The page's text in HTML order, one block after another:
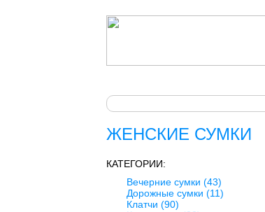
ЖЕНСКИЕ СУМКИ
КАТЕГОРИИ:
Вечерние сумки (43)
Дорожные сумки (11)
Клатчи (90)